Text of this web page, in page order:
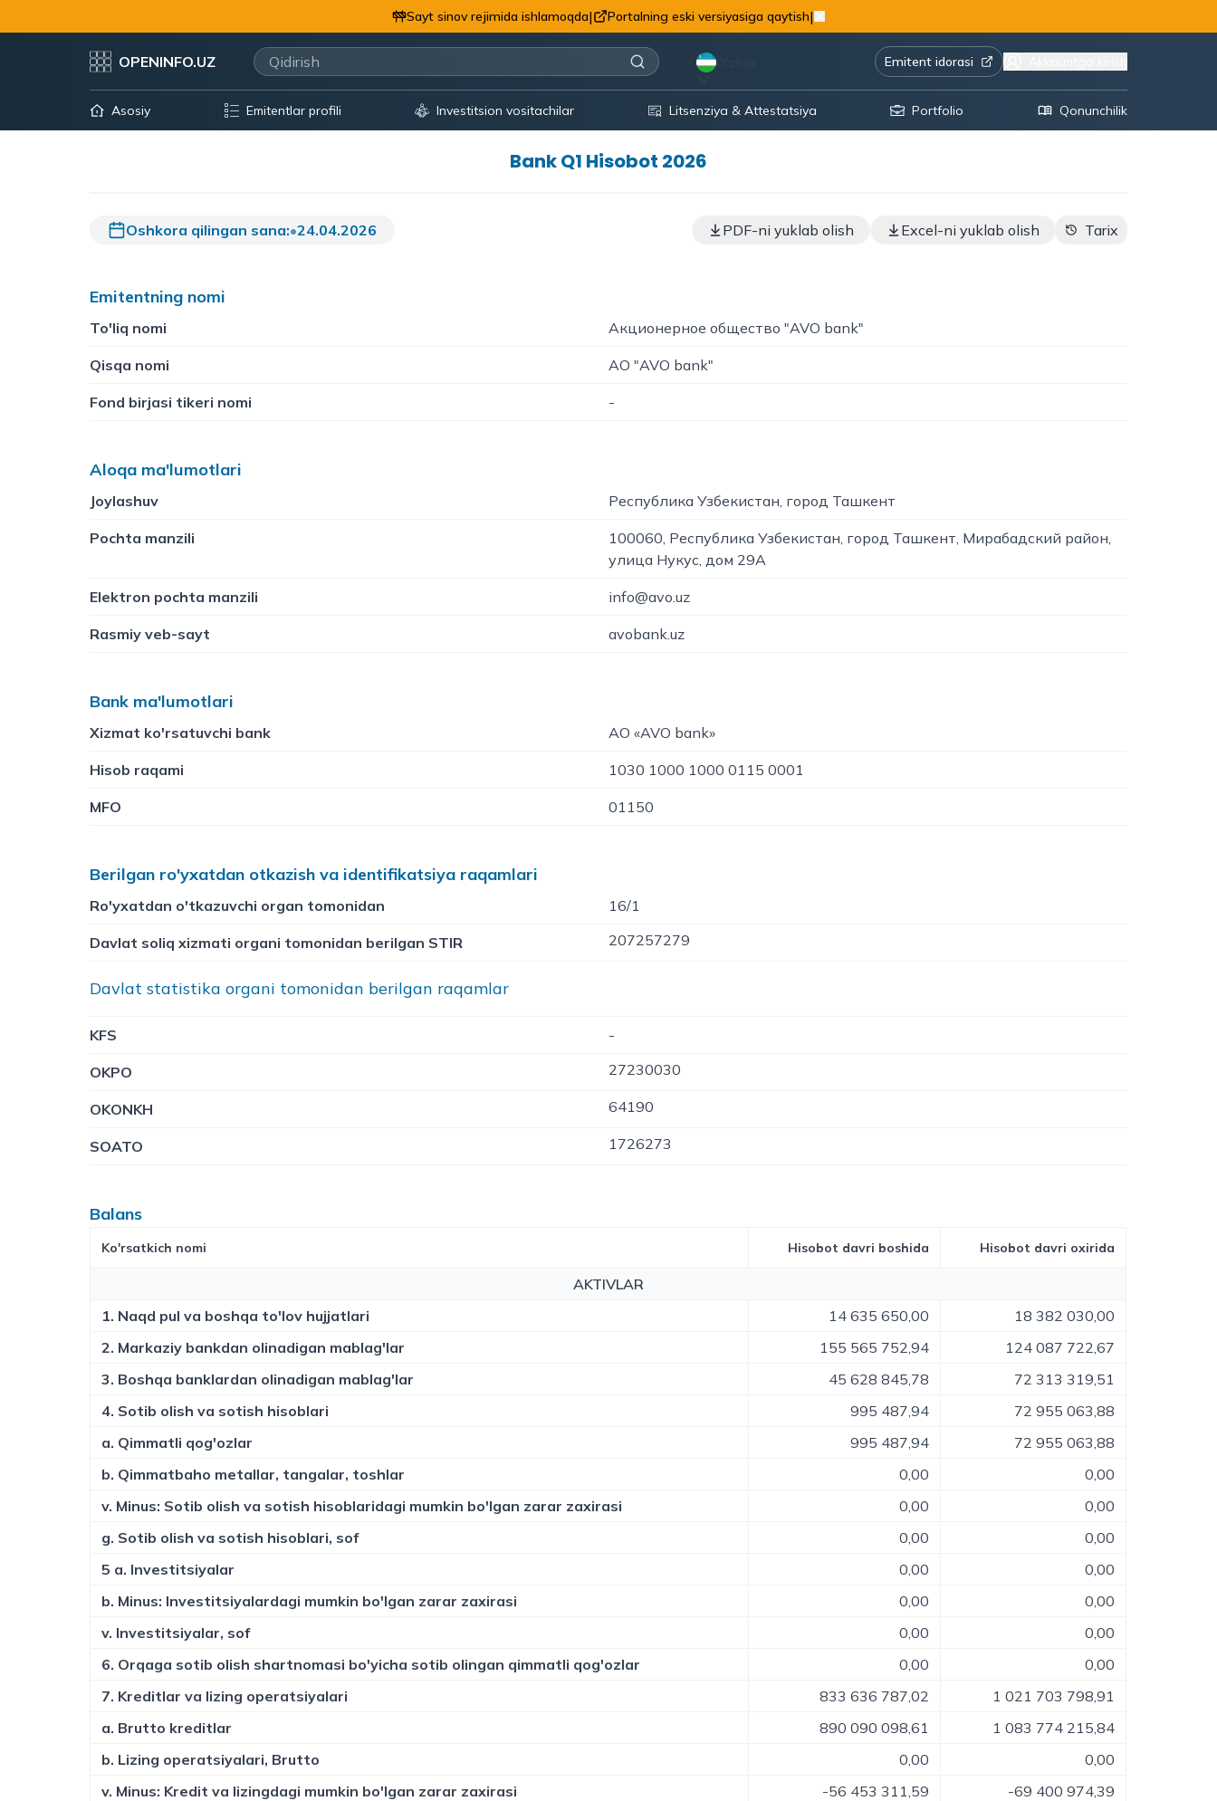
Sayt sinov rejimida ishlamoqda| Portalning eski versiyasiga qaytish|
OPENINFO.UZ O'zbek Emitent idorasi
Asosiy Emitentlar profili Investitsion vositachilar Litsenziya & Attestatsiya Portfolio Qonunchilik
Bank Q1 Hisobot 2026
Oshkora qilingan sana:•24.04.2026 PDF-ni yuklab olish Excel-ni yuklab olish Tarix
Emitentning nomi
To'liq nomi Акционерное общество "AVO bank"
Qisqa nomi АО "AVO bank"
Fond birjasi tikeri nomi -
Aloqa ma'lumotlari
Joylashuv Республика Узбекистан, город Ташкент
Pochta manzili
100060, Республика Узбекистан, город Ташкент, Мирабадский район,
улица Нукус, дом 29А
Elektron pochta manzili info@avo.uz
Rasmiy veb-sayt avobank.uz
Bank ma'lumotlari
Xizmat ko'rsatuvchi bank АО «AVO bank»
Hisob raqami 1030 1000 1000 0115 0001
MFO 01150
Berilgan ro'yxatdan otkazish va identifikatsiya raqamlari
Ro'yxatdan o'tkazuvchi organ tomonidan 16/1
Davlat soliq xizmati organi tomonidan berilgan STIR 207257279
Davlat statistika organi tomonidan berilgan raqamlar
KFS -
OKPO 27230030
OKONKH 64190
SOATO 1726273
Balans
Ko'rsatkich nomi Hisobot davri boshida Hisobot davri oxirida
AKTIVLAR
1. Naqd pul va boshqa to'lov hujjatlari
14 635 650,00
18 382 030,00
2. Markaziy bankdan olinadigan mablag'lar
155 565 752,94
124 087 722,67
3. Boshqa banklardan olinadigan mablag'lar
45 628 845,78
72 313 319,51
4. Sotib olish va sotish hisoblari
995 487,94
72 955 063,88
a. Qimmatli qog'ozlar
995 487,94
72 955 063,88
b. Qimmatbaho metallar, tangalar, toshlar
0,00
0,00
v. Minus: Sotib olish va sotish hisoblaridagi mumkin bo'lgan zarar zaxirasi
0,00
0,00
g. Sotib olish va sotish hisoblari, sof
0,00
0,00
5 a. Investitsiyalar
0,00
0,00
b. Minus: Investitsiyalardagi mumkin bo'lgan zarar zaxirasi
0,00
0,00
v. Investitsiyalar, sof
0,00
0,00
6. Orqaga sotib olish shartnomasi bo'yicha sotib olingan qimmatli qog'ozlar
0,00
0,00
7. Kreditlar va lizing operatsiyalari
833 636 787,02
1 021 703 798,91
a. Brutto kreditlar
890 090 098,61
1 083 774 215,84
b. Lizing operatsiyalari, Brutto
0,00
0,00
v. Minus: Kredit va lizingdagi mumkin bo'lgan zarar zaxirasi
-56 453 311,59
-69 400 974,39